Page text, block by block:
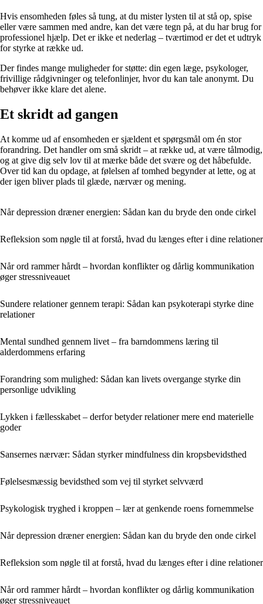
Hvis ensomheden føles så tung, at du mister lysten til at stå op, spise
eller være sammen med andre, kan det være tegn på, at du har brug for
professionel hjælp. Det er ikke et nederlag – tværtimod er det et udtryk
for styrke at række ud.
Der findes mange muligheder for støtte: din egen læge, psykologer,
frivillige rådgivninger og telefonlinjer, hvor du kan tale anonymt. Du
behøver ikke klare det alene.
Et skridt ad gangen
At komme ud af ensomheden er sjældent et spørgsmål om én stor
forandring. Det handler om små skridt – at række ud, at være tålmodig,
og at give dig selv lov til at mærke både det svære og det håbefulde.
Over tid kan du opdage, at følelsen af tomhed begynder at lette, og at
der igen bliver plads til glæde, nærvær og mening.
Når depression dræner energien: Sådan kan du bryde den onde cirkel
Refleksion som nøgle til at forstå, hvad du længes efter i dine relationer
Når ord rammer hårdt – hvordan konflikter og dårlig kommunikation
øger stressniveauet
Sundere relationer gennem terapi: Sådan kan psykoterapi styrke dine
relationer
Mental sundhed gennem livet – fra barndommens læring til
alderdommens erfaring
Forandring som mulighed: Sådan kan livets overgange styrke din
personlige udvikling
Lykken i fællesskabet – derfor betyder relationer mere end materielle
goder
Sansernes nærvær: Sådan styrker mindfulness din kropsbevidsthed
Følelsesmæssig bevidsthed som vej til styrket selvværd
Psykologisk tryghed i kroppen – lær at genkende roens fornemmelse
Når depression dræner energien: Sådan kan du bryde den onde cirkel
Refleksion som nøgle til at forstå, hvad du længes efter i dine relationer
Når ord rammer hårdt – hvordan konflikter og dårlig kommunikation
øger stressniveauet